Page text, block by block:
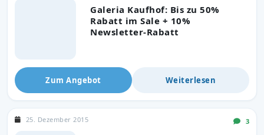
Galeria Kaufhof: Bis zu 50%
Rabatt im Sale + 10%
Newsletter-Rabatt
Zum Angebot Weiterlesen
25. Dezember 2015 3